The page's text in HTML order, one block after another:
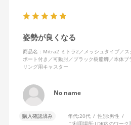
思います。良い商品に巡り会えてとても
姿勢が良くなる
商品名：Mitra2 ミトラ2／メッシュタイプ／
ポート付き／可動肘／ブラック樹脂脚／本体
リング用キャスター
No name
購入確認済み 年代:20代 性別:男性